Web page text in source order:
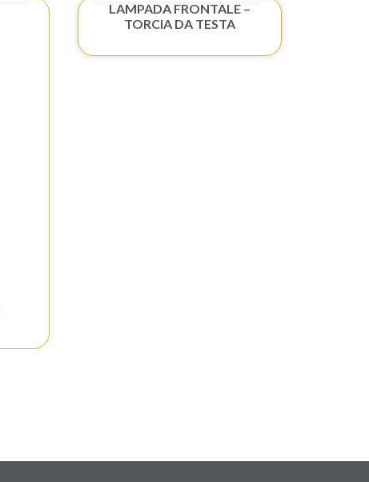
LAMPADA FRONTALE –
TORCIA DA TESTA